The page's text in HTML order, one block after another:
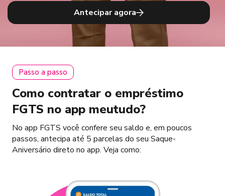
Antecipar agora
Passo a passo
Como contratar o empréstimo
FGTS no app meutudo?
No app FGTS você confere seu saldo e, em poucos
passos, antecipa até 5 parcelas do seu Saque-
Aniversário direto no app. Veja como: